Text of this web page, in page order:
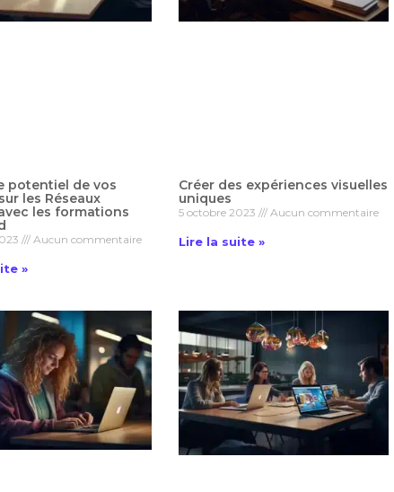
potentiel de vos
les Réseaux
les formations
Aucun commentaire
»
Créer des expériences visuelles
uniques
5 octobre 2023 Aucun commentaire
Lire la suite »